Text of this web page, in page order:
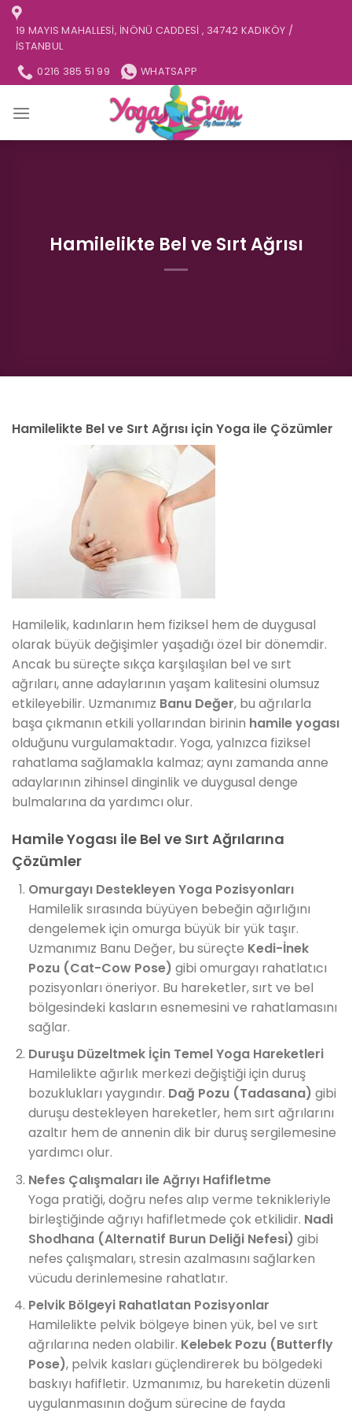
İçeriğe
atla19 MAYIS MAHALLESI, İNÖNÜ CADDESI , 34742 KADIKÖY /
İSTANBUL
0216 385 51 99
WHATSAPP
Hamilelikte Bel ve Sırt Ağrısı
Hamilelikte Bel ve Sırt Ağrısı için Yoga ile Çözümler
Hamilelik, kadınların hem fiziksel hem de duygusal
olarak büyük değişimler yaşadığı özel bir dönemdir.
Ancak bu süreçte sıkça karşılaşılan bel ve sırt
ağrıları, anne adaylarının yaşam kalitesini olumsuz
etkileyebilir. Uzmanımız Banu Değer, bu ağrılarla
başa çıkmanın etkili yollarından birinin hamile yogası
olduğunu vurgulamaktadır. Yoga, yalnızca fiziksel
rahatlama sağlamakla kalmaz; aynı zamanda anne
adaylarının zihinsel dinginlik ve duygusal denge
bulmalarına da yardımcı olur.
Hamile Yogası ile Bel ve Sırt Ağrılarına
Çözümler
Omurgayı Destekleyen Yoga Pozisyonları
Hamilelik sırasında büyüyen bebeğin ağırlığını
dengelemek için omurga büyük bir yük taşır.
Uzmanımız Banu Değer, bu süreçte Kedi-İnek
Pozu (Cat-Cow Pose) gibi omurgayı rahatlatıcı
pozisyonları öneriyor. Bu hareketler, sırt ve bel
bölgesindeki kasların esnemesini ve rahatlamasını
sağlar.
Duruşu Düzeltmek İçin Temel Yoga Hareketleri
Hamilelikte ağırlık merkezi değiştiği için duruş
bozuklukları yaygındır. Dağ Pozu (Tadasana) gibi
duruşu destekleyen hareketler, hem sırt ağrılarını
azaltır hem de annenin dik bir duruş sergilemesine
yardımcı olur.
Nefes Çalışmaları ile Ağrıyı Hafifletme
Yoga pratiği, doğru nefes alıp verme teknikleriyle
birleştiğinde ağrıyı hafifletmede çok etkilidir. Nadi
Shodhana (Alternatif Burun Deliği Nefesi) gibi
nefes çalışmaları, stresin azalmasını sağlarken
vücudu derinlemesine rahatlatır.
Pelvik Bölgeyi Rahatlatan Pozisyonlar
Hamilelikte pelvik bölgeye binen yük, bel ve sırt
ağrılarına neden olabilir. Kelebek Pozu (Butterfly
Pose), pelvik kasları güçlendirerek bu bölgedeki
baskıyı hafifletir. Uzmanımız, bu hareketin düzenli
uygulanmasının doğum sürecine de fayda